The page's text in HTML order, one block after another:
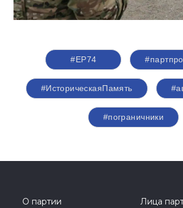
#ЕР74
#ИсторическаяПамять
#пограничники
О партии
Лица